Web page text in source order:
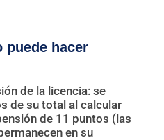
puede hacer
de la licencia: se
de su total al calcular
de 11 puntos (las
en su